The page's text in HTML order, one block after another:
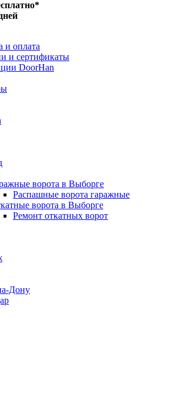
и оплата
и сертификаты
DoorHan
ворота в Выборге
Распашные ворота гаражные
ворота в Выборге
Ремонт откатных ворот
Дону